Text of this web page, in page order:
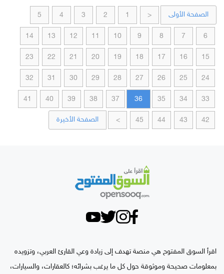
الصفحة الأولى <
1
2
3
4
5
6
7
8
9
10
11
12
13
14
15
16
17
18
19
20
21
22
23
24
25
26
27
28
29
30
31
32
33
34
35
36
37
38
39
40
41
42
43
44
45
> الصفحة الأخيرة
اقرأ السوق المفتوح هي منصة تهدف إلى زيادة وعي القارئ العربي، وتزويده
بمعلومات صحيحة وموثوقة حول كل ما يرغب بشرائه؛ كالعقارات، والسيارات،